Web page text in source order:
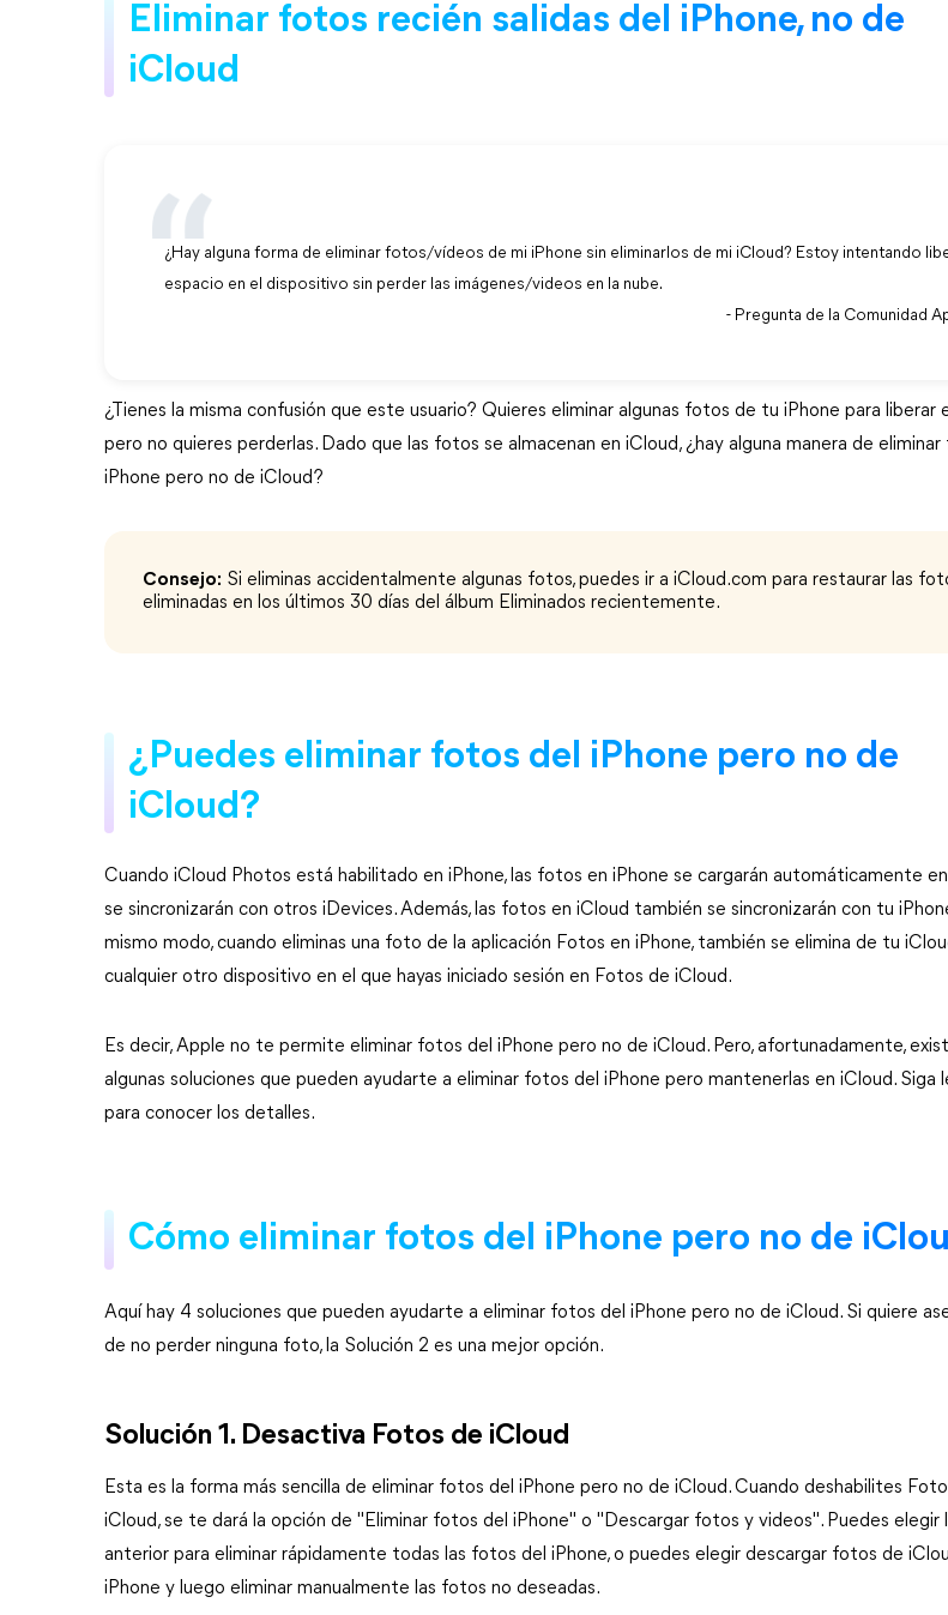
Eliminar fotos recién salidas del iPhone, no de
iCloud
¿Hay alguna forma de eliminar fotos/vídeos de mi iPhone sin eliminarlos de mi iCloud? Estoy intentando
espacio en el dispositivo sin perder las imágenes/videos en la nube.
- Pregunta de la Comunidad
¿Tienes la misma confusión que este usuario? Quieres eliminar algunas fotos de tu iPhone para liberar
pero no quieres perderlas. Dado que las fotos se almacenan en iCloud, ¿hay alguna manera de eliminar
iPhone pero no de iCloud?
Consejo: Si eliminas accidentalmente algunas fotos, puedes ir a iCloud.com para restaurar las
eliminadas en los últimos 30 días del álbum Eliminados recientemente.
¿Puedes eliminar fotos del iPhone pero no de
iCloud?
Cuando iCloud Photos está habilitado en iPhone, las fotos en iPhone se cargarán automáticamente
se sincronizarán con otros iDevices. Además, las fotos en iCloud también se sincronizarán con tu
mismo modo, cuando eliminas una foto de la aplicación Fotos en iPhone, también se elimina de tu
cualquier otro dispositivo en el que hayas iniciado sesión en Fotos de iCloud.
Es decir, Apple no te permite eliminar fotos del iPhone pero no de iCloud. Pero, afortunadamente,
algunas soluciones que pueden ayudarte a eliminar fotos del iPhone pero mantenerlas en iCloud. Siga
para conocer los detalles.
Cómo eliminar fotos del iPhone pero no de
Aquí hay 4 soluciones que pueden ayudarte a eliminar fotos del iPhone pero no de iCloud. Si quiere
de no perder ninguna foto, la Solución 2 es una mejor opción.
Solución 1. Desactiva Fotos de iCloud
Esta es la forma más sencilla de eliminar fotos del iPhone pero no de iCloud. Cuando deshabilites
iCloud, se te dará la opción de "Eliminar fotos del iPhone" o "Descargar fotos y videos". Puedes elegir
anterior para eliminar rápidamente todas las fotos del iPhone, o puedes elegir descargar fotos de
iPhone y luego eliminar manualmente las fotos no deseadas.